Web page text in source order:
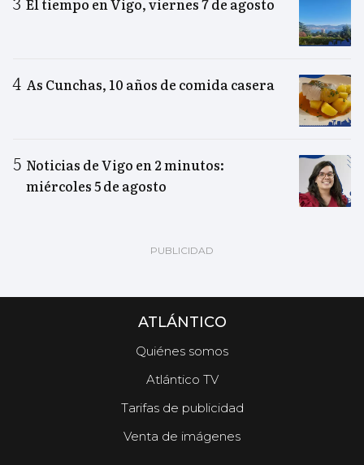
El tiempo en Vigo, viernes 7 de agosto
As Cunchas, 10 años de comida casera
Noticias de Vigo en 2 minutos:
miércoles 5 de agosto
ATLÁNTICO
Quiénes somos
Atlántico TV
Tarifas de publicidad
Venta de imágenes